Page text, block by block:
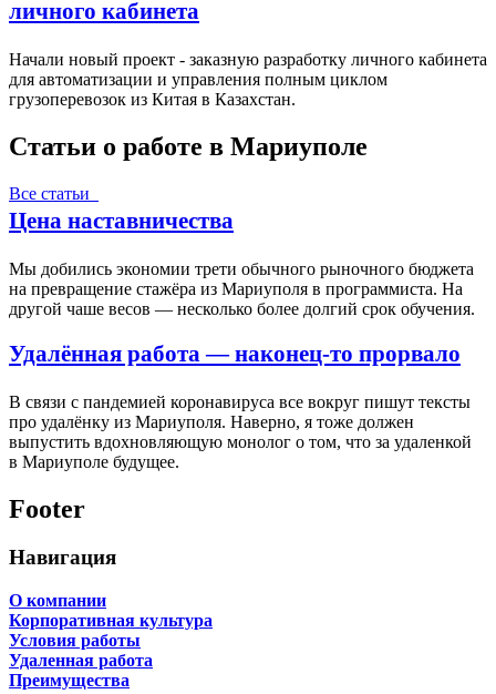
личного кабинета
Начали новый проект - заказную разработку личного кабинета
для автоматизации и управления полным циклом
грузоперевозок из Китая в Казахстан.
Статьи о работе в Мариуполе
Все статьи
Цена наставничества
Мы добились экономии трети обычного рыночного бюджета
на превращение стажёра из Мариуполя в программиста. На
другой чаше весов — несколько более долгий срок обучения.
Удалённая работа — наконец-то прорвало
В связи с пандемией коронавируса все вокруг пишут тексты
про удалёнку из Мариуполя. Наверно, я тоже должен
выпустить вдохновляющую монолог о том, что за удаленкой
в Мариуполе будущее.
Footer
Навигация
О компании
Корпоративная культура
Условия работы
Удаленная работа
Преимущества